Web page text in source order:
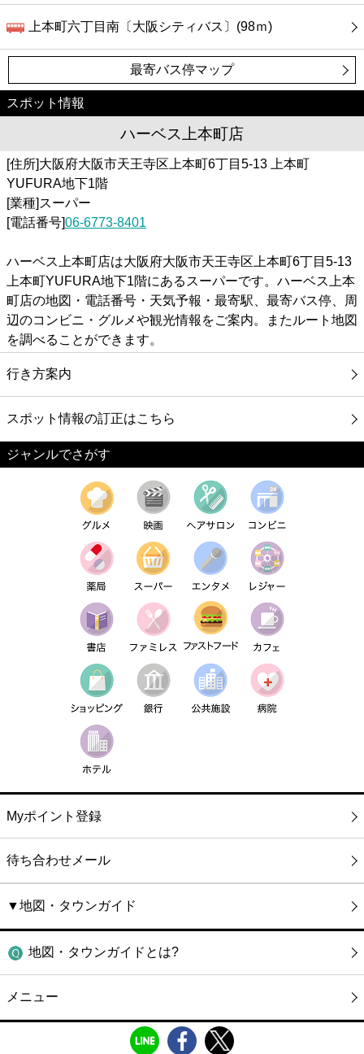
上本町六丁目南〔大阪シティバス〕(98ｍ)
最寄バス停マップ
スポット情報
ハーベス上本町店
[住所]大阪府大阪市天王寺区上本町6丁目5-13 上本町
YUFURA地下1階
[業種]スーパー
[電話番号]06-6773-8401
ハーベス上本町店は大阪府大阪市天王寺区上本町6丁目5-13
上本町YUFURA地下1階にあるスーパーです。ハーベス上本
町店の地図・電話番号・天気予報・最寄駅、最寄バス停、周
辺のコンビニ・グルメや観光情報をご案内。またルート地図
を調べることができます。
行き方案内
スポット情報の訂正はこちら
ジャンルでさがす
Myポイント登録
待ち合わせメール
▼地図・タウンガイド
地図・タウンガイドとは?
メニュー